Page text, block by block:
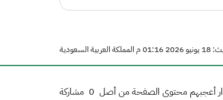
السعودية
أعجبهم محتوى الصفحة من أصل 0 مشاركة